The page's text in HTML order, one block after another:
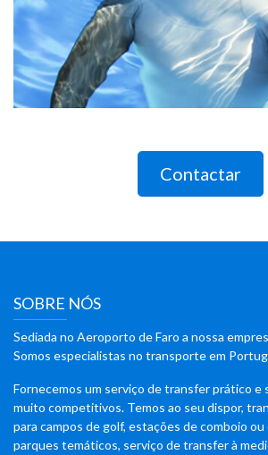
Contactar
SOBRE NÓS
Sediada no Aeroporto de Faro a nossa
Somos especialistas no transporte em
Fornecemos um serviço de transfer prático e
muito competitivos. Temos ao seu dispor,
para campos de golf, estações de comboio
parques temáticos, serviço de transfer à